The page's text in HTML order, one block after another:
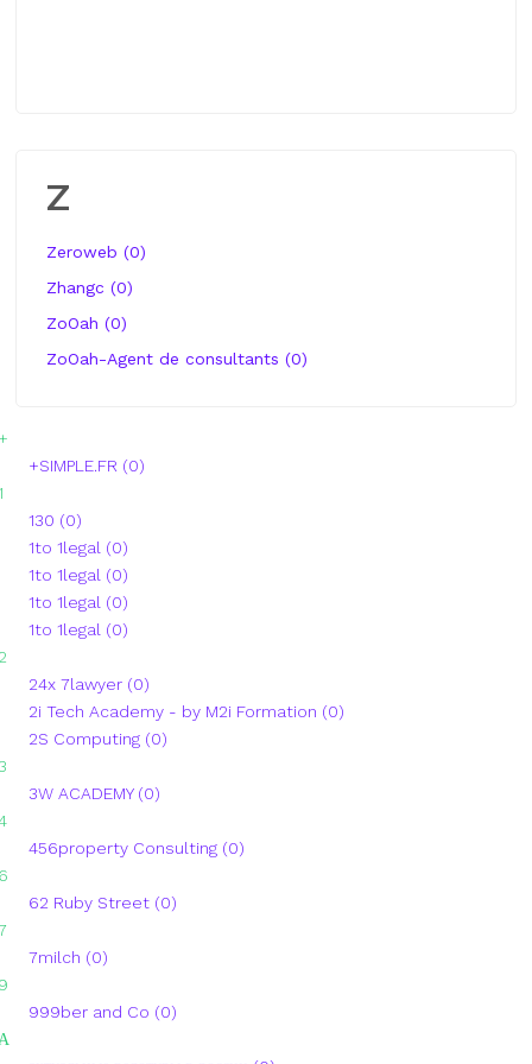
Z
Zeroweb (0)
Zhangc (0)
ZoOah (0)
ZoOah-Agent de consultants (0)
+SIMPLE.FR (0)
130 (0)
1to 1legal (0)
1to 1legal (0)
1to 1legal (0)
1to 1legal (0)
24x 7lawyer (0)
2i Tech Academy - by M2i Formation (0)
2S Computing (0)
3W ACADEMY (0)
456property Consulting (0)
62 Ruby Street (0)
7milch (0)
999ber and Co (0)